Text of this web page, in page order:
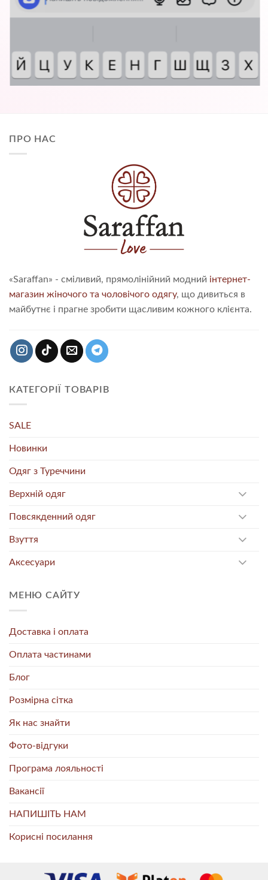
ПРО НАС
«Saraffan» - сміливий, прямолінійний модний інтернет-
магазин жіночого та чоловічого одягу, що дивиться в
майбутнє і прагне зробити щасливим кожного клієнта.
КАТЕГОРІЇ ТОВАРІВ
SALE
Новинки
Одяг з Туреччини
Верхній одяг
Повсякденний одяг
Взуття
Аксесуари
МЕНЮ САЙТУ
Доставка і оплата
Оплата частинами
Блог
Розмірна сітка
Як нас знайти
Фото-відгуки
Програма лояльності
Вакансії
НАПИШІТЬ НАМ
Корисні посилання